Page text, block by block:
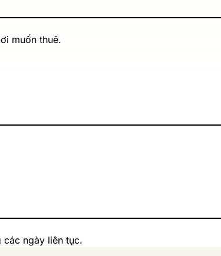
muốn thuê.
ngày liên tục.